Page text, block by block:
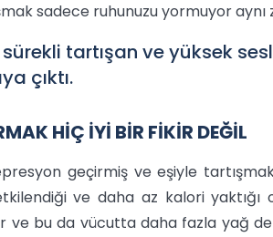
sadece ruhunuzu yormuyor
tartışan ve yüksek
çıktı.
HİÇ İYİ BİR FİKİR DEĞİL
geçirmiş ve eşiyle
ve daha az kalori yaktığı
ve bu da vücutta daha fazla yağ